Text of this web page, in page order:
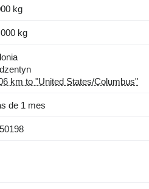
kg
kg
km to "United States/Columbus"
de 1 mes